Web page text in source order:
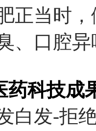
正当时
、口腔
药科技成
白发-拒